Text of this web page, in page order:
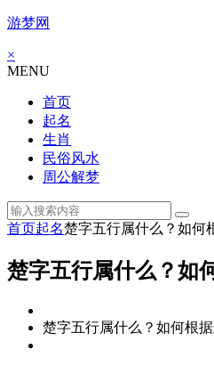
游梦网
×
MENU
首页
起名
生肖
民俗风水
周公解梦
首页起名楚字五行属什么？如何
楚字五行属什么？如
楚字五行属什么？如何根